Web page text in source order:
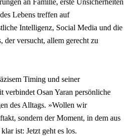
Lebens treffen auf
Intelligenz, Social Media und die
der versucht, allem gerecht zu
Timing und seiner
verbindet Osan Yaran persönliche
des Alltags. »Wollen wir
sondern der Moment, in dem aus
ist: Jetzt geht es los.